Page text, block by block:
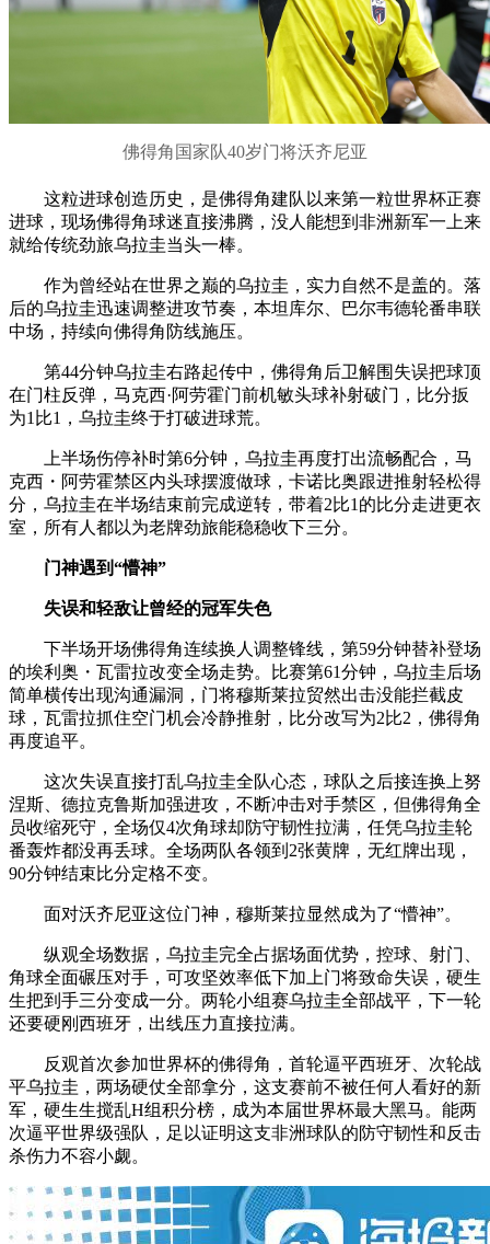
佛得角国家队40岁门将沃齐尼亚
这粒进球创造历史，是佛得角建队以来第一粒世界杯正赛
进球，现场佛得角球迷直接沸腾，没人能想到非洲新军一上来
就给传统劲旅乌拉圭当头一棒。
作为曾经站在世界之巅的乌拉圭，实力自然不是盖的。落
后的乌拉圭迅速调整进攻节奏，本坦库尔、巴尔韦德轮番串联
中场，持续向佛得角防线施压。
第44分钟乌拉圭右路起传中，佛得角后卫解围失误把球顶
在门柱反弹，马克西·阿劳霍门前机敏头球补射破门，比分扳
为1比1，乌拉圭终于打破进球荒。
上半场伤停补时第6分钟，乌拉圭再度打出流畅配合，马
克西・阿劳霍禁区内头球摆渡做球，卡诺比奥跟进推射轻松得
分，乌拉圭在半场结束前完成逆转，带着2比1的比分走进更衣
室，所有人都以为老牌劲旅能稳稳收下三分。
门神遇到“懵神”
失误和轻敌让曾经的冠军失色
下半场开场佛得角连续换人调整锋线，第59分钟替补登场
的埃利奥・瓦雷拉改变全场走势。比赛第61分钟，乌拉圭后场
简单横传出现沟通漏洞，门将穆斯莱拉贸然出击没能拦截皮
球，瓦雷拉抓住空门机会冷静推射，比分改写为2比2，佛得角
再度追平。
这次失误直接打乱乌拉圭全队心态，球队之后接连换上努
涅斯、德拉克鲁斯加强进攻，不断冲击对手禁区，但佛得角全
员收缩死守，全场仅4次角球却防守韧性拉满，任凭乌拉圭轮
番轰炸都没再丢球。全场两队各领到2张黄牌，无红牌出现，
90分钟结束比分定格不变。
面对沃齐尼亚这位门神，穆斯莱拉显然成为了“懵神”。
纵观全场数据，乌拉圭完全占据场面优势，控球、射门、
角球全面碾压对手，可攻坚效率低下加上门将致命失误，硬生
生把到手三分变成一分。两轮小组赛乌拉圭全部战平，下一轮
还要硬刚西班牙，出线压力直接拉满。
反观首次参加世界杯的佛得角，首轮逼平西班牙、次轮战
平乌拉圭，两场硬仗全部拿分，这支赛前不被任何人看好的新
军，硬生生搅乱H组积分榜，成为本届世界杯最大黑马。能两
次逼平世界级强队，足以证明这支非洲球队的防守韧性和反击
杀伤力不容小觑。